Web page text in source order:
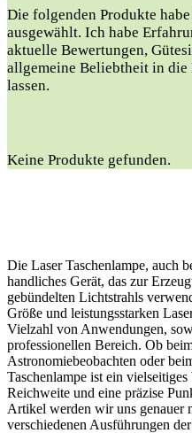
Die folgenden Produkte
ausgewählt. Ich habe⁤
aktuelle Bewertungen,
allgemeine Beliebtheit in
lassen.
Keine Produkte gefunden.
Die Laser Taschenlampe, auch
handliches Gerät, das zur
gebündelten Lichtstrahls
Größe und leistungsstarken
Vielzahl von Anwendungen,
professionellen Bereich. Ob
Astronomiebeobachten oder
Taschenlampe ist ein
Reichweite und eine präzise
Artikel werden wir uns genauer
verschiedenen Ausführungen